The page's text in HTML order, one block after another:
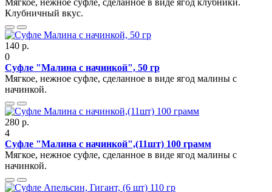
Клубничный вкус.
140 р.
0
Суфле "Малина с начинкой", 50 гр
Мягкое, нежное суфле, сделанное в виде ягод малины с
начинкой.
280 р.
4
Суфле "Малина с начинкой",(11шт) 100 грамм
Мягкое, нежное суфле, сделанное в виде ягод малины с
начинкой.